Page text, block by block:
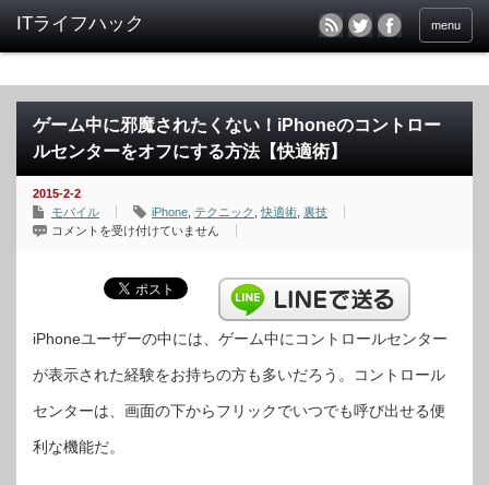
menu
ゲーム中に邪魔されたくない！iPhoneのコントロー
ルセンターをオフにする方法【快適術】
2015-2-2
モバイル
iPhone テクニック ,快適術 裏技
ゲ
れ
た
な
い！
の
ン
ト
コメントを受け付けていません
iPhoneユーザーの中には、ゲーム中にコントロールセンター
が表示された経験をお持ちの方も多いだろう。コントロール
センターは、画面の下からフリックでいつでも呼び出せる便
利な機能だ。